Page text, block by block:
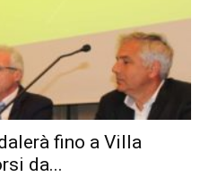
fino a Villa
da...